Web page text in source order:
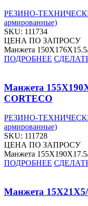
РЕЗИНО-
армированные)
SKU: 111734
ЦЕНА ПО ЗАПРОСУ
Манжета
ПОДРОБНЕЕ
Манжета
CORTECO
РЕЗИНО-
армированные)
SKU: 111728
ЦЕНА ПО ЗАПРОСУ
Манжета
ПОДРОБНЕЕ
Манжета